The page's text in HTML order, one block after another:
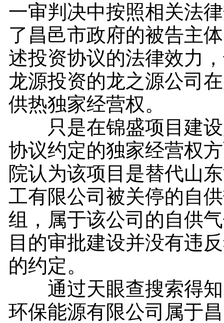
一审判决中按照相关法
了昌邑市政府的被告主
述投资协议的法律效力
龙源投资的龙之源公司
供热独家经营权。
只是在锦盛项目建设
协议约定的独家经营权
院认为该项目是替代山
工有限公司被关停的自
组，属于该公司的自供
目的审批建设并没有违
的约定。
通过天眼查搜索得知
环保能源有限公司属于